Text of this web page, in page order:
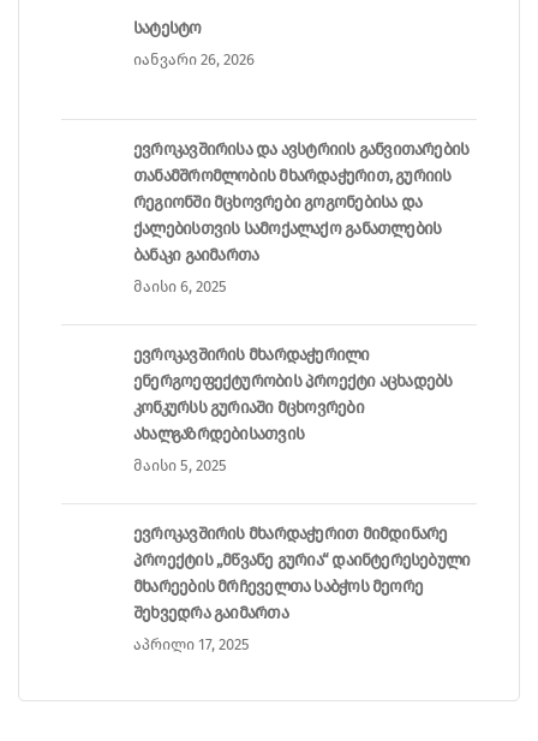
სატესტო
იანვარი 26, 2026
ევროკავშირისა და ავსტრიის განვითარების
თანამშრომლობის მხარდაჭერით, გურიის
რეგიონში მცხოვრები გოგონებისა და
ქალებისთვის სამოქალაქო განათლების
ბანაკი გაიმართა
მაისი 6, 2025
ევროკავშირის მხარდაჭერილი
ენერგოეფექტურობის პროექტი აცხადებს
კონკურსს გურიაში მცხოვრები
ახალგაზრდებისათვის
მაისი 5, 2025
ევროკავშირის მხარდაჭერით მიმდინარე
პროექტის „მწვანე გურია“ დაინტერესებული
მხარეების მრჩეველთა საბჭოს მეორე
შეხვედრა გაიმართა
აპრილი 17, 2025